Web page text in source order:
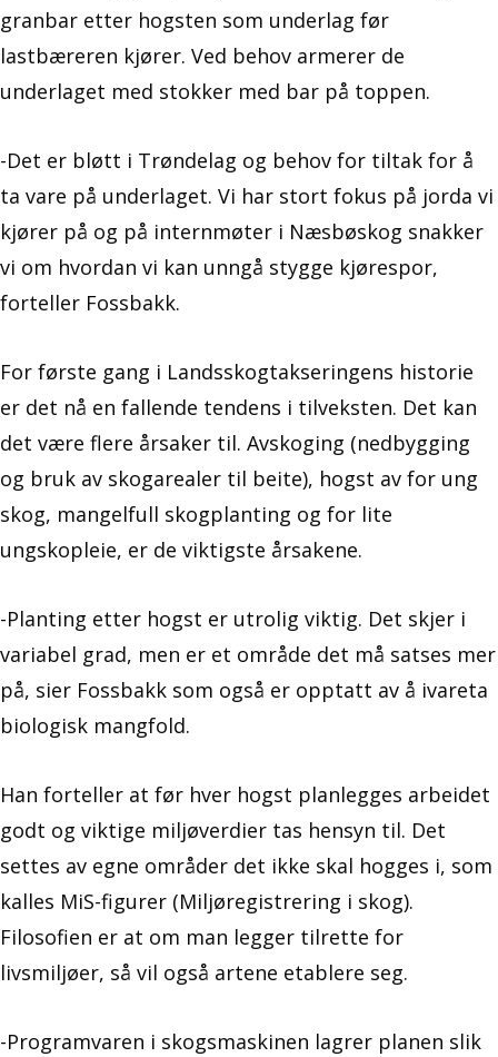
granbar etter hogsten som underlag før
lastbæreren kjører. Ved behov armerer de
underlaget med stokker med bar på toppen.
-Det er bløtt i Trøndelag og behov for tiltak for å
ta vare på underlaget. Vi har stort fokus på jorda vi
kjører på og på internmøter i Næsbøskog snakker
vi om hvordan vi kan unngå stygge kjørespor,
forteller Fossbakk.
For første gang i Landsskogtakseringens historie
er det nå en fallende tendens i tilveksten. Det kan
det være flere årsaker til. Avskoging (nedbygging
og bruk av skogarealer til beite), hogst av for ung
skog, mangelfull skogplanting og for lite
ungskopleie, er de viktigste årsakene.
-Planting etter hogst er utrolig viktig. Det skjer i
variabel grad, men er et område det må satses mer
på, sier Fossbakk som også er opptatt av å ivareta
biologisk mangfold.
Han forteller at før hver hogst planlegges arbeidet
godt og viktige miljøverdier tas hensyn til. Det
settes av egne områder det ikke skal hogges i, som
kalles MiS-figurer (Miljøregistrering i skog).
Filosofien er at om man legger tilrette for
livsmiljøer, så vil også artene etablere seg.
-Programvaren i skogsmaskinen lagrer planen slik